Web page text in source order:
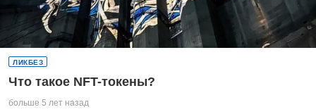
ЛИКБЕЗ
Что такое NFT-токены?
больше 5 лет назад